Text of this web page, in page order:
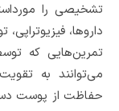
تشخیصی را
داروها،
تمرین‌هایی که
می‌توانند به
حفاظت از پوست